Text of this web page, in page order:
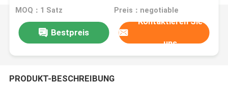
Hochgeschwindigkeitserzeugnis
MOQ：1 Satz Preis：negotiable
Bestpreis
Kontaktieren Sie
uns
PRODUKT-BESCHREIBUNG